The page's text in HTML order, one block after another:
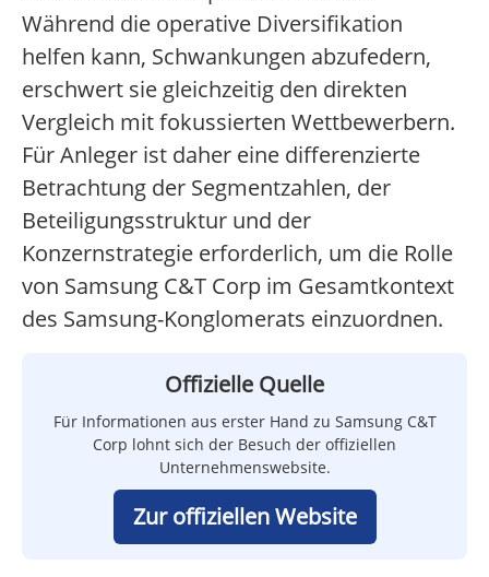
Während die operative Diversifikation
helfen kann, Schwankungen abzufedern,
erschwert sie gleichzeitig den direkten
Vergleich mit fokussierten Wettbewerbern.
Für Anleger ist daher eine differenzierte
Betrachtung der Segmentzahlen, der
Beteiligungsstruktur und der
Konzernstrategie erforderlich, um die Rolle
von Samsung C&T Corp im Gesamtkontext
des Samsung-Konglomerats einzuordnen.
Offizielle Quelle
Für Informationen aus erster Hand zu Samsung C&T
Corp lohnt sich der Besuch der offiziellen
Unternehmenswebsite.
Zur offiziellen Website